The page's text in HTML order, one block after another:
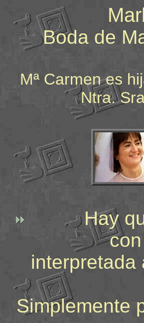
Boda de
Mª Carmen es
Ntra.
Hay que
interpretada
Simplemente